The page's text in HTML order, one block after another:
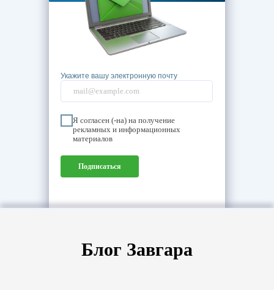
Укажите вашу электронную почту
Я согласен (-на) на получение
рекламных и информационных
материалов
Подписаться
Блог Завгара